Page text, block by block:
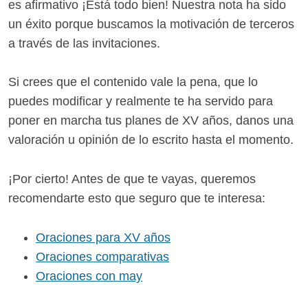
es afirmativo ¡Está todo bien! Nuestra nota ha sido
un éxito porque buscamos la motivación de terceros
a través de las invitaciones.
Si crees que el contenido vale la pena, que lo
puedes modificar y realmente te ha servido para
poner en marcha tus planes de XV años, danos una
valoración u opinión de lo escrito hasta el momento.
¡Por cierto! Antes de que te vayas, queremos
recomendarte esto que seguro que te interesa:
Oraciones para XV años
Oraciones comparativas
Oraciones con may